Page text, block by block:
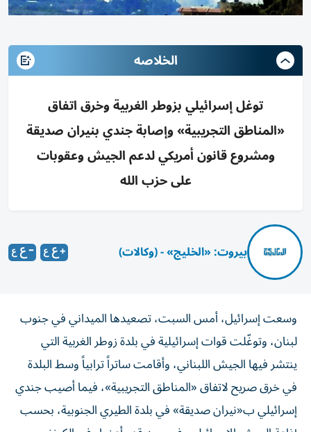
الخلاصه
توغل إسرائيلي بزوطر الغربية وخرق اتفاق
«المناطق التجريبية» وإصابة جندي بنيران صديقة
ومشروع قانون أمريكي لدعم الجيش وعقوبات
على حزب الله
بيروت: «الخليج» - (وكالات)
وسعت إسرائيل، أمس السبت، تصعيدها الميداني في جنوب
لبنان، وتوغّلت قوات إسرائيلية في بلدة زوطر الغربية التي
ينتشر فيها الجيش اللبناني، وأقامت ساتراً ترابياً وسط البلدة
في خرق صريح لاتفاق «المناطق التجريبية»، فيما أصيب جندي
إسرائيلي ب«نيران صديقة» في بلدة الطيري الجنوبية، بحسب